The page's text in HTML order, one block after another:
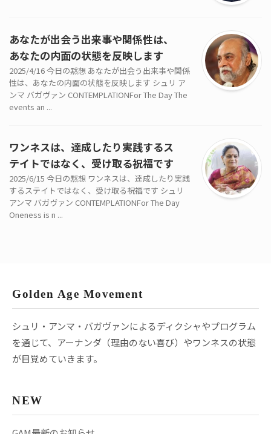
あなたが出会う出来事や関係性は、
あなたの内面の状態を反映します
2025/4/16 今日の黙想 あなたが出会う出来事や関係
性は、あなたの内面の状態を反映します シュリ ア
ンマ バガヴァン CONTEMPLATIONFor The Day The
events an ...
ワンネスは、達成したり実践するス
テイトではなく、受け取る祝福です
2025/6/15 今日の黙想 ワンネスは、達成したり実践
するステイトではなく、受け取る祝福です シュリ
アンマ バガヴァン CONTEMPLATIONFor The Day
Oneness is n ...
Golden Age Movement
シュリ・アンマ・バガヴァンによるディクシャやプログラム
を通じて、アーナンダ（理由のない喜び）やワンネスの状態
が目覚めていきます。
NEW